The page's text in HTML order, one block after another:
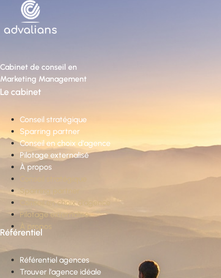
Cabinet de conseil en
Marketing Management
Le cabinet
Conseil stratégique
Sparring partner
Conseil en choix d’agence
Pilotage externalisé
À propos
Sparring partner
Conseil en choix d’agence
Pilotage externalisé
À propos
Référentiel
Référentiel agences
Trouver l’agence idéale